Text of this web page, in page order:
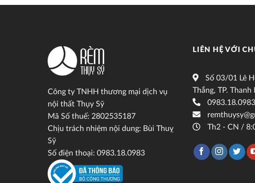
Công ty TNHH thương mại dịch vụ
nội thất Thụy Sỹ
Mã Số thuế: 2802535187
Chịu trách nhiệm nội dung: Bùi Thuỵ
Sỹ
Số điện thoại: 0983.18.0983
LIÊN HỆ VỚI
Số 03/01 Lê
Thắng, TP. Thanh
Th2 - CN /